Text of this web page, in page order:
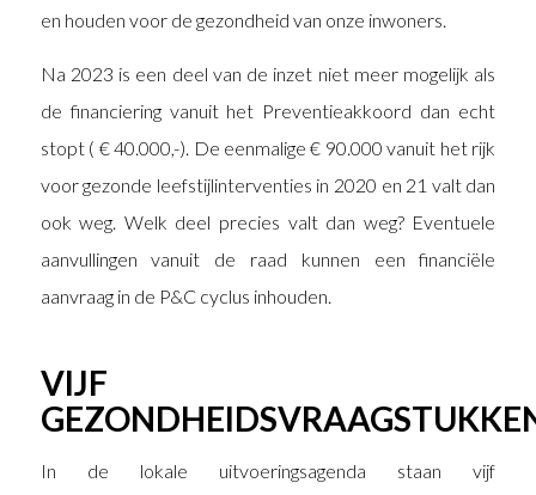
en houden voor de gezondheid van onze inwoners.
Na 2023 is een deel van de inzet niet meer mogelijk als
de financiering vanuit het Preventieakkoord dan echt
stopt ( € 40.000,-). De eenmalige € 90.000 vanuit het rijk
voor gezonde leefstijlinterventies in 2020 en 21 valt dan
ook weg. Welk deel precies valt dan weg? Eventuele
aanvullingen vanuit de raad kunnen een financiële
aanvraag in de P&C cyclus inhouden.
VIJF
In de lokale uitvoeringsagenda staan vijf